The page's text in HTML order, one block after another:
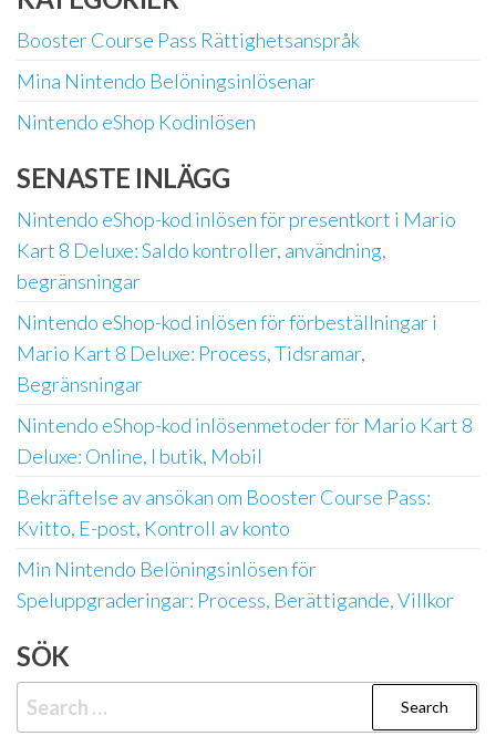
Booster Course Pass Rättighetsanspråk
Mina Nintendo Belöningsinlösenar
Nintendo eShop Kodinlösen
SENASTE INLÄGG
Nintendo eShop-kod inlösen för presentkort i Mario
Kart 8 Deluxe: Saldo kontroller, användning,
begränsningar
Nintendo eShop-kod inlösen för förbeställningar i
Mario Kart 8 Deluxe: Process, Tidsramar,
Begränsningar
Nintendo eShop-kod inlösenmetoder för Mario Kart 8
Deluxe: Online, I butik, Mobil
Bekräftelse av ansökan om Booster Course Pass:
Kvitto, E-post, Kontroll av konto
Min Nintendo Belöningsinlösen för
Speluppgraderingar: Process, Berättigande, Villkor
SÖK
Search
for: